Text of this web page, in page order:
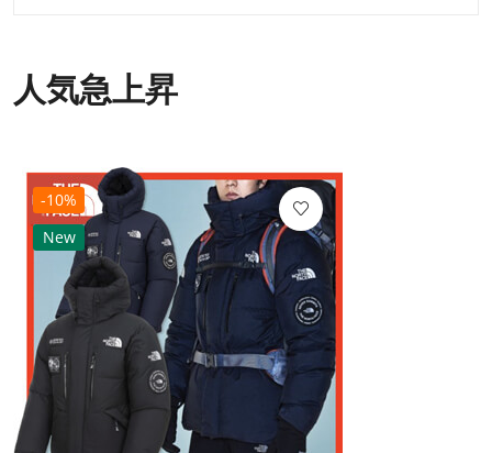
人気急上昇
-10%
New